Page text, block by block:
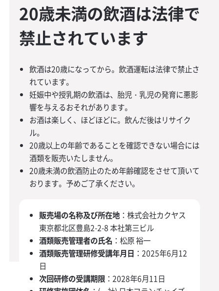
20歳未満の飲酒は法律で
禁止されています
飲酒は20歳になってから。飲酒運転は法律で禁止さ
れています。
妊娠中や授乳期の飲酒は、胎児・乳児の発育に悪影
響を与えるおそれがあります。
お酒は楽しく、ほどほどに。飲んだ後はリサイク
ル。
20歳以上の年齢であることを確認できない場合には
酒類を販売いたしません。
20歳未満の飲酒防止のため年齢確認をさせて頂いて
おります。予めご了承ください。
販売場の名称及び所在地：株式会社カクヤス
東京都北区豊島2-2-8 本社第三ビル
酒類販売管理者の氏名 ：松原 裕一
酒類販売管理研修受講年月日 ：2025年6月12
日
次回研修の受講期限：2028年6月11日